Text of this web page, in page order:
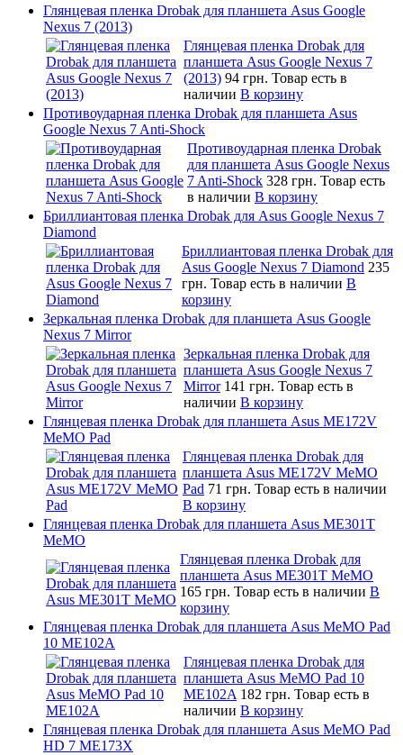
Глянцевая пленка Drobak для планшета Asus Google
Nexus 7 (2013)
Глянцевая пленка Drobak для
планшета Asus Google Nexus 7
(2013) 94 грн. Товар есть в
наличии В корзину
Противоударная пленка Drobak для планшета Asus
Google Nexus 7 Anti-Shock
Противоударная пленка Drobak
для планшета Asus Google Nexus
7 Anti-Shock 328 грн. Товар есть
в наличии В корзину
Бриллиантовая пленка Drobak для Asus Google Nexus 7
Diamond
Бриллиантовая пленка Drobak для
Asus Google Nexus 7 Diamond 235
грн. Товар есть в наличии В
корзину
Зеркальная пленка Drobak для планшета Asus Google
Nexus 7 Mirror
Зеркальная пленка Drobak для
планшета Asus Google Nexus 7
Mirror 141 грн. Товар есть в
наличии В корзину
Глянцевая пленка Drobak для планшета Asus ME172V
MeMO Pad
Глянцевая пленка Drobak для
планшета Asus ME172V MeMO
Pad 71 грн. Товар есть в наличии
В корзину
Глянцевая пленка Drobak для планшета Asus ME301T
MeMO
Глянцевая пленка Drobak для
планшета Asus ME301T MeMO
165 грн. Товар есть в наличии В
корзину
Глянцевая пленка Drobak для планшета Asus MeMO Pad
10 ME102A
Глянцевая пленка Drobak для
планшета Asus MeMO Pad 10
ME102A 182 грн. Товар есть в
наличии В корзину
Глянцевая пленка Drobak для планшета Asus MeMO Pad
HD 7 ME173X